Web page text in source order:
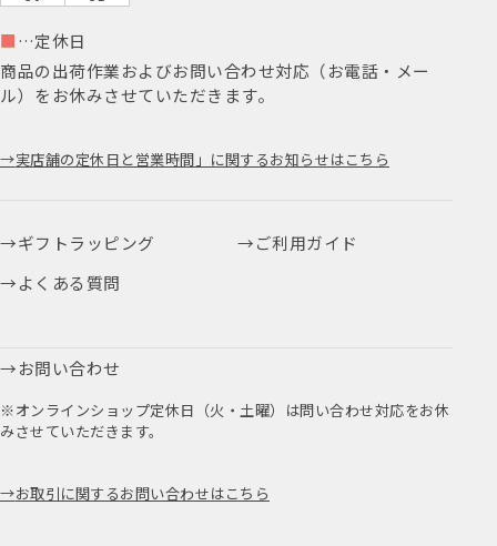
■ …定休日
商品の出荷作業およびお問い合わせ対応（お電話・メー
ル）をお休みさせていただきます。
実店舗の定休日と営業時間」に関するお知らせはこちら
ギフトラッピング
ご利用ガイド
よくある質問
お問い合わせ
※オンラインショップ定休日（火・土曜）は問い合わせ対応をお休
みさせていただきます。
お取引に関するお問い合わせはこちら